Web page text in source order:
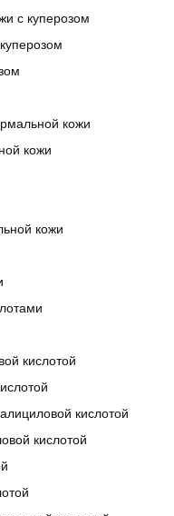
с куперозом
кожи
кожи
кожи
кислотой
кислотой
кислотой